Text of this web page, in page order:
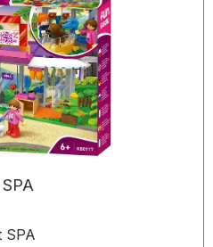
Pet SPA